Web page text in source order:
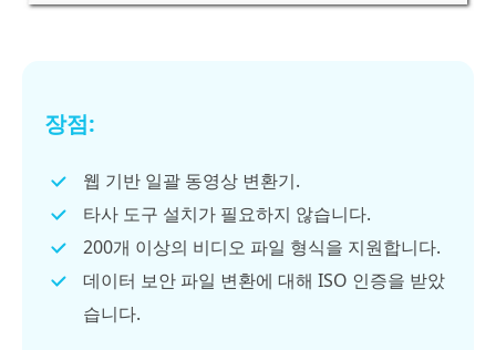
장점:
웹 기반 일괄 동영상 변환기.
타사 도구 설치가 필요하지 않습니다.
200개 이상의 비디오 파일 형식을 지원합니다.
데이터 보안 파일 변환에 대해 ISO 인증을 받았
습니다.